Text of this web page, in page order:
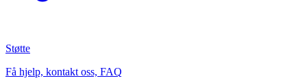
Støtte
Få hjelp, kontakt oss, FAQ